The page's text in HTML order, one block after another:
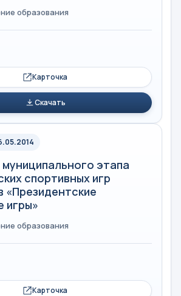
образования
Карточка
Скачать
этапа
спортивных игр
«Президентские
игры»
образования
Карточка